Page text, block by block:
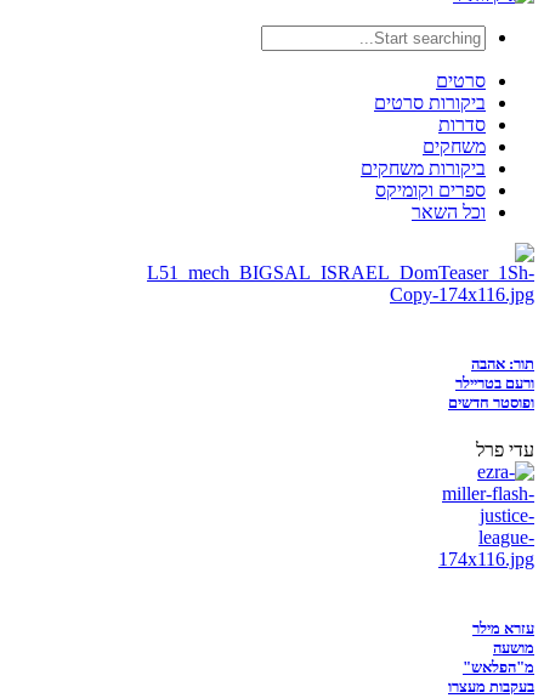
סרטים
ביקורות סרטים
סדרות
משחקים
ביקורות משחקים
ספרים וקומיקס
וכל השאר
תור: אהבה
ורעם בטריילר
ופוסטר חדשים
עדי פרל
עזרא מילר
מושעה
מ"הפלאש"
בעקבות מעצרו